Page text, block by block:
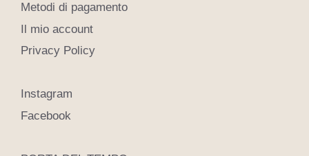
Metodi di pagamento
Il mio account
Privacy Policy
Instagram
Facebook